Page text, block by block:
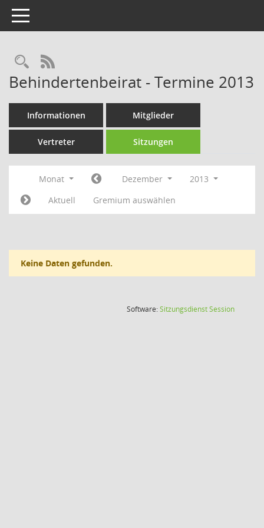
Toggle navigation
Rechercheauswahl
RSS-Feed
Behindertenbeirat - Termine 2013
Informationen Mitglieder
Vertreter Sitzungen
Monat Dezember
2013
Aktuell
Gremium auswählen
Keine Daten gefunden.
Software:SitzungsdienstSession(Wird in